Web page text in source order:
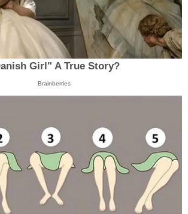
Girl" A True Story?
Brainberries